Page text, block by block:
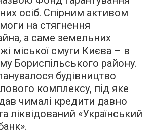
осіб. Спірним активом
на стягнення
а саме земельних
міської смуги Києва – в
Бориспільського району.
будівництво
комплексу, під яке
чималі кредити давно
ліквідований «Український